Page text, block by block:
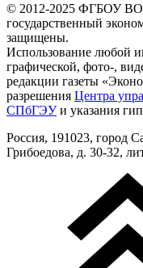
© 2012-2025 ФГБОУ ВО
государственный
защищены.
Использование любой
графической, фото-,
редакции газеты
разрешения Центра
СПбГЭУи указания
Россия, 191023, город
Грибоедова, д. 30-32,